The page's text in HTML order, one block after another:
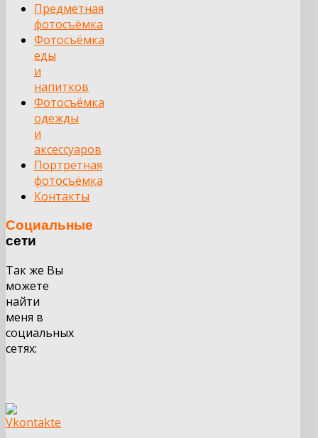
Предметная
фотосъёмка
Фотосъёмка
еды
и
напитков
Фотосъёмка
одежды
и
аксессуаров
Портретная
фотосъёмка
Контакты
Социальные
сети
Так же Вы
можете
найти
меня в
социальных
сетях: